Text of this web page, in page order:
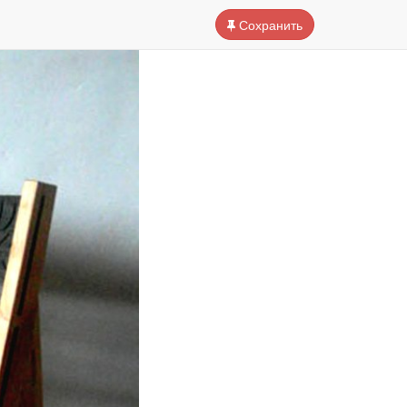
Сохранить